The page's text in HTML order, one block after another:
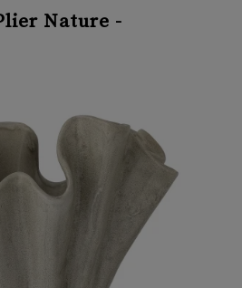
Nature -